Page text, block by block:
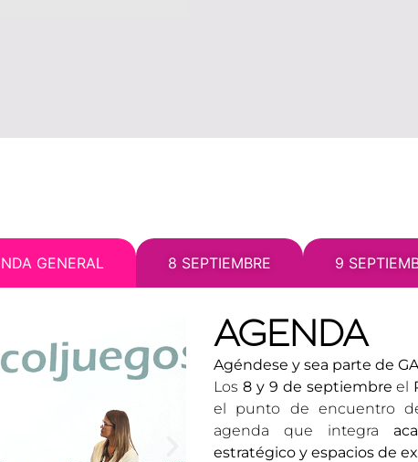
GENERAL 8 SEPTIEMBRE 9
AGENDA
Agéndese y sea parte de
Los 8 y 9 de septiembre el
el punto de encuentro
agenda que integra
estratégico y espacios de